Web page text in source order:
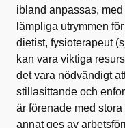
ibland anpassas,
lämpliga utrymmen
dietist, fysioterapeut
kan vara viktiga
det vara nödvändigt
stillasittande och
är förenade med
annat ges av